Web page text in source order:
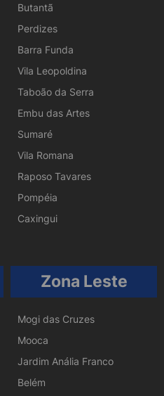
Butantã
Perdizes
Barra Funda
Vila Leopoldina
Taboão da Serra
Embu das Artes
Sumaré
Vila Romana
Raposo Tavares
Pompéia
Caxingui
Zona Leste
Mogi das Cruzes
Mooca
Jardim Anália Franco
Belém